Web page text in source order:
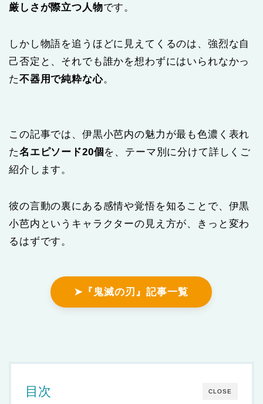
厳しさが際立つ人物です。
しかし物語を追うほどに見えてくるのは、強烈な自
己否定と、それでも誰かを想わずにはいられなかっ
た不器用で純粋な心。
この記事では、伊黒小芭内の魅力が最も色濃く表れ
た名エピソード20個 を、テーマ別に分けて詳しくご
紹介します。
彼の言動の裏にある感情や覚悟を知ることで、伊黒
小芭内というキャラクターの見え方が、きっと変わ
るはずです。
➤『鬼滅の刃』記事一覧
CLOSE
目次